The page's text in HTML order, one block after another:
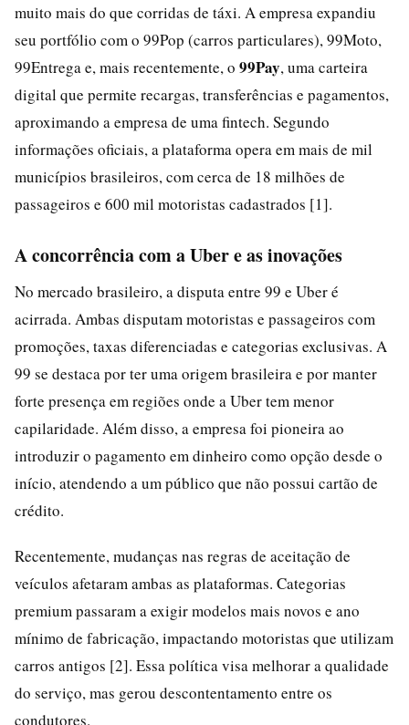
muito mais do que corridas de táxi. A empresa expandiu
seu portfólio com o 99Pop (carros particulares), 99Moto,
99Entrega e, mais recentemente, o 99Pay, uma carteira
digital que permite recargas, transferências e pagamentos,
aproximando a empresa de uma fintech. Segundo
informações oficiais, a plataforma opera em mais de mil
municípios brasileiros, com cerca de 18 milhões de
passageiros e 600 mil motoristas cadastrados [1].
A concorrência com a Uber e as inovações
No mercado brasileiro, a disputa entre 99 e Uber é
acirrada. Ambas disputam motoristas e passageiros com
promoções, taxas diferenciadas e categorias exclusivas. A
99 se destaca por ter uma origem brasileira e por manter
forte presença em regiões onde a Uber tem menor
capilaridade. Além disso, a empresa foi pioneira ao
introduzir o pagamento em dinheiro como opção desde o
início, atendendo a um público que não possui cartão de
crédito.
Recentemente, mudanças nas regras de aceitação de
veículos afetaram ambas as plataformas. Categorias
premium passaram a exigir modelos mais novos e ano
mínimo de fabricação, impactando motoristas que utilizam
carros antigos [2]. Essa política visa melhorar a qualidade
do serviço, mas gerou descontentamento entre os
condutores.